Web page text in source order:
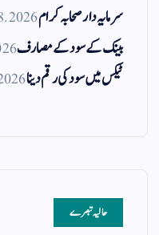
سرمایہ دار صحابہ کرام
بینک کے سود کے مصارف
ٹیکس میں سود کی رقم دینا
حالیہ تبصرے